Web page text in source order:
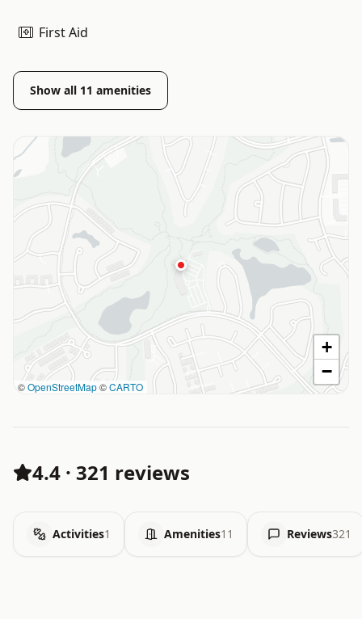
First Aid
Show all 11 amenities
©OpenStreetMap©CARTO
+
−
4.4 · 321 reviews
Activities1 Amenities11 Reviews321